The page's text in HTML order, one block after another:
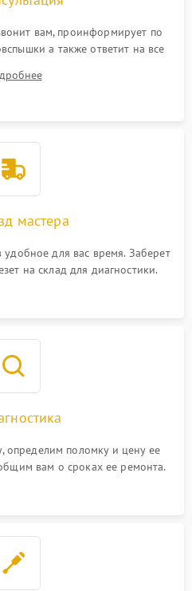
вам, проинформирует по
а также ответит на все
мастера
для вас время. Заберет
на склад для диагностики.
определим поломку и цену ее
вам о сроках ее ремонта.